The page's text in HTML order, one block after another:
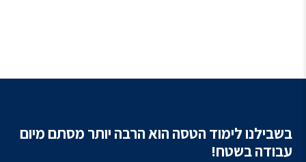
בשבילנו לימוד הטסה הוא הרבה יותר מסתם מיום
עבודה בשטח!